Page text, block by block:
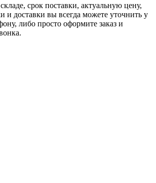
срок поставки, актуальную цену,
и доставки вы всегда можете уточнить у
либо просто оформите заказ и